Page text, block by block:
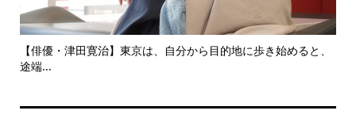
【俳優・津田寛治】東京は、自分から目的地に歩き始めると、
途端...